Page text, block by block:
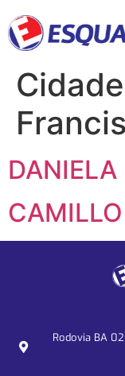
DANIELA
Rodovia BA